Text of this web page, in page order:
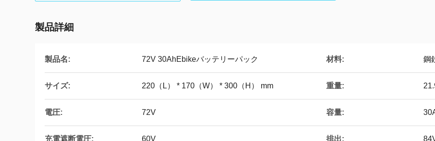
製品詳細
製品名: 72V 30AhEbikeバッテリーパック 材料: 鋼
サイズ: 220（L） * 170（W） * 300（H） mm 重量:
電圧: 72V 容量:
充電遮断電圧: 60V 排出: